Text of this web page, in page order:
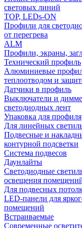
световых линий
TOP, LEDs-ON
Профили для
от перегрева
ALM
Профили, экраны,
Технический профиль
Алюминиевые
теплоотводом и
Датчики в профиль
Выключатели и
светодиодных лент
Упаковка для профиля
Для линейных
Подвесные и
контурной подсветки
Система подвесов
Даунлайты
Светодиодные
освещения
Для подвесных
LED-панели для
помещений
Встраиваемые
Современные